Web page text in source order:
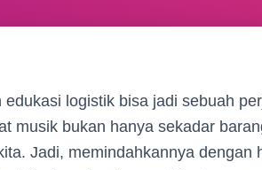
logistik bisa jadi sebuah
musik bukan hanya sekadar
Jadi, memindahkannya dengan